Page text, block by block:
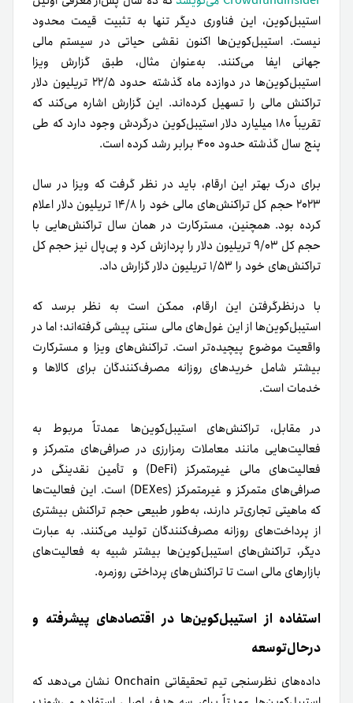
استیبل‌کوین، این فناوری دیگر تنها به تثبیت قیمت محدود
نیست. استیبل‌کوین‌ها اکنون نقشی حیاتی در سیستم مالی
جهانی ایفا می‌کنند. به‌عنوان‌ مثال، طبق گزارش ویزا
استیبل‌کوین‌ها در دوازده ماه گذشته حدود ۲۲/۵ تریلیون دلار
تراکنش مالی را تسهیل کرده‌اند. این گزارش اشاره می‌کند که
تقریباً ۱۸۰ میلیارد دلار استیبل‌کوین درگردش وجود دارد که طی
پنج سال گذشته حدود ۴۰۰ برابر رشد کرده است.
برای درک بهتر این ارقام، باید در نظر گرفت که ویزا در سال
۲۰۲۳ حجم کل تراکنش‌های مالی خود را ۱۴/۸ تریلیون دلار اعلام
کرده بود. همچنین، مسترکارت در همان سال تراکنش‌هایی با
حجم کل ۹/۰۳ تریلیون دلار را پردازش کرد و پی‌پال نیز حجم کل
تراکنش‌های خود را ۱/۵۳ تریلیون دلار گزارش داد.
با درنظرگرفتن این ارقام، ممکن است به نظر برسد که
استیبل‌کوین‌ها از این غول‌های مالی سنتی پیشی گرفته‌اند؛ اما در
واقعیت موضوع پیچیده‌تر است. تراکنش‌های ویزا و مسترکارت
بیشتر شامل خریدهای روزانه مصرف‌کنندگان برای کالاها و
خدمات است.
در مقابل، تراکنش‌های استیبل‌کوین‌ها عمدتاً مربوط به
فعالیت‌هایی مانند معاملات رمزارزی در صرافی‌های متمرکز و
فعالیت‌های مالی غیرمتمرکز (DeFi) و تأمین نقدینگی در
صرافی‌های متمرکز و غیرمتمرکز (DEXes) است. این فعالیت‌ها
که ماهیتی تجاری‌تر دارند، به‌طور طبیعی حجم تراکنش بیشتری
از پرداخت‌های روزانه مصرف‌کنندگان تولید می‌کنند. به‌ عبارت‌
دیگر، تراکنش‌های استیبل‌کوین‌ها بیشتر شبیه به فعالیت‌های
بازارهای مالی است تا تراکنش‌های پرداختی روزمره.
استفاده از استیبل‌کوین‌ها در اقتصادهای پیشرفته و
درحال‌توسعه
داده‌های نظرسنجی تیم تحقیقاتی Onchain نشان می‌دهد که